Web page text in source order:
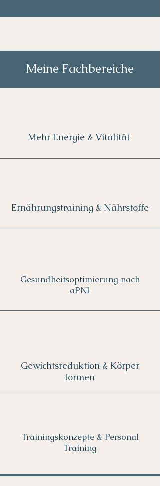
Meine Fachbereiche
Mehr Energie & Vitalität
Ernährungstraining & Nährstoffe
Gesundheitsoptimierung nach
aPNI
Gewichtsreduktion & Körper
formen
Trainingskonzepte & Personal
Training